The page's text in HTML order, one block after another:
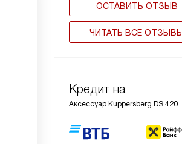
ОСТАВИТЬ ОТЗЫВ
ЧИТАТЬ ВСЕ ОТЗЫВЫ
Кредит на
Аксессуар Kuppersberg DS 420